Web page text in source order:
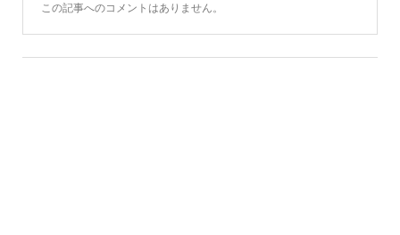
この記事へのコメントはありません。